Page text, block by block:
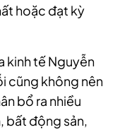
hoặc đạt kỳ
kinh tế Nguyễn
cũng không nên
bổ ra nhiều
bất động sản,